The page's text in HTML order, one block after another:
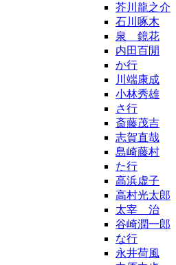
芥川龍之介
石川啄木
泉 鏡花
内田百閒
か行
川端康成
小林秀雄
さ行
斎藤茂吉
志賀直哉
島崎藤村
た行
高浜虚子
高村光太郎
太宰 治
谷崎潤一郎
な行
永井荷風